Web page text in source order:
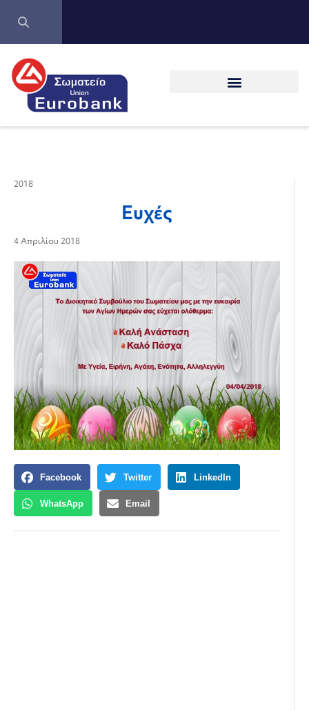
2018
Ευχές
4 Απριλίου 2018
Facebook Twitter LinkedIn
WhatsApp Email